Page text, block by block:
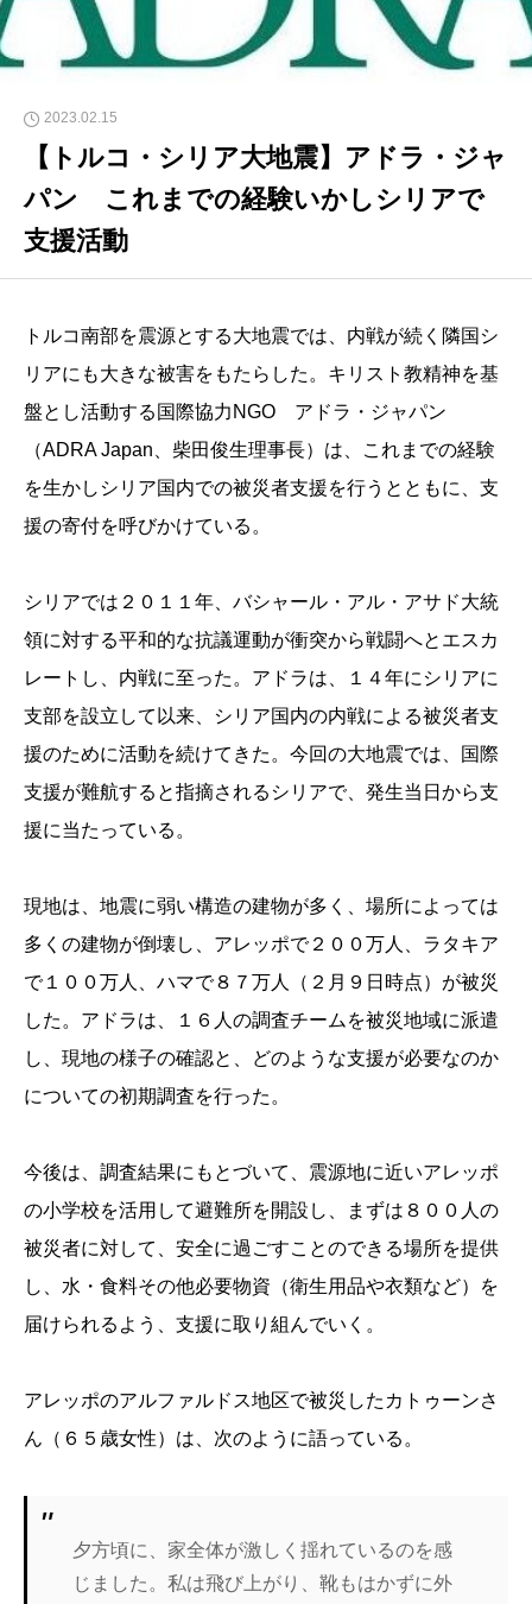
2023.02.15
【トルコ・シリア大地震】アドラ・ジャ
パン これまでの経験いかしシリアで
支援活動
トルコ南部を震源とする大地震では、内戦が続く隣国シ
リアにも大きな被害をもたらした。キリスト教精神を基
盤とし活動する国際協力NGO アドラ・ジャパン
（ADRA Japan、柴田俊生理事長）は、これまでの経験
を生かしシリア国内での被災者支援を行うとともに、支
援の寄付を呼びかけている。
シリアでは２０１１年、バシャール・アル・アサド大統
領に対する平和的な抗議運動が衝突から戦闘へとエスカ
レートし、内戦に至った。アドラは、１４年にシリアに
支部を設立して以来、シリア国内の内戦による被災者支
援のために活動を続けてきた。今回の大地震では、国際
支援が難航すると指摘されるシリアで、発生当日から支
援に当たっている。
現地は、地震に弱い構造の建物が多く、場所によっては
多くの建物が倒壊し、アレッポで２００万人、ラタキア
で１００万人、ハマで８７万人（２月９日時点）が被災
した。アドラは、１６人の調査チームを被災地域に派遣
し、現地の様子の確認と、どのような支援が必要なのか
についての初期調査を行った。
今後は、調査結果にもとづいて、震源地に近いアレッポ
の小学校を活用して避難所を開設し、まずは８００人の
被災者に対して、安全に過ごすことのできる場所を提供
し、水・食料その他必要物資（衛生用品や衣類など）を
届けられるよう、支援に取り組んでいく。
アレッポのアルファルドス地区で被災したカトゥーンさ
ん（６５歳女性）は、次のように語っている。
夕方頃に、家全体が激しく揺れているのを感
じました。私は飛び上がり、靴もはかずに外